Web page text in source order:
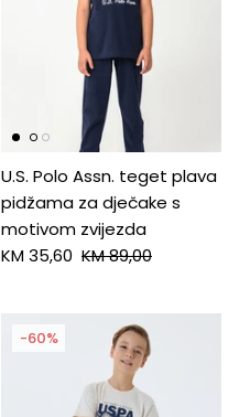
U.S. Polo Assn. teget plava
pidžama za dječake s
motivom zvijezda
KM 35,60 KM 89,00
-60%